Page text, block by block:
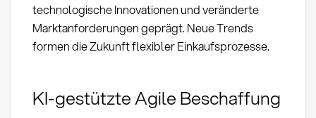
technologische Innovationen und veränderte
Marktanforderungen geprägt. Neue Trends
formen die Zukunft flexibler Einkaufsprozesse.
KI-gestützte Agile Beschaffung